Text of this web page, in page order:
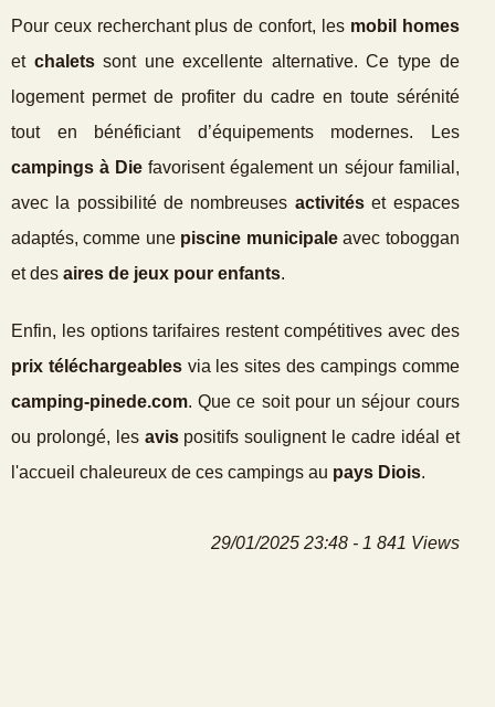
Pour ceux recherchant plus de confort, les mobil homes
et chaletssont une excellente alternative. Ce type de
logement permet de profiter du cadre en toute sérénité
tout en bénéficiant d’équipements modernes. Les
campings à Die favorisent également un séjour familial,
avec la possibilité de nombreuses activitéset espaces
adaptés, comme une piscine municipaleavec toboggan
et des aires de jeux pour enfants.
Enfin, les options tarifaires restent compétitives avec des
prix téléchargeablesvia les sites des campings comme
camping-pinede.com. Que ce soit pour un séjour cours
ou prolongé, les avispositifs soulignent le cadre idéal et
l'accueil chaleureux de ces campings au pays Diois.
29/01/2025 23:48 - 1 841 Views